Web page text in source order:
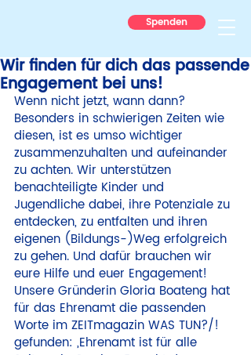
Spenden
Wir finden für dich das passende
Engagement bei uns!
Wenn nicht jetzt, wann dann?
Besonders in schwierigen Zeiten wie
diesen, ist es umso wichtiger
zusammenzuhalten und aufeinander
zu achten. Wir unterstützen
benachteiligte Kinder und
Jugendliche dabei, ihre Potenziale zu
entdecken, zu entfalten und ihren
eigenen (Bildungs-)Weg erfolgreich
zu gehen. Und dafür brauchen wir
eure Hilfe und euer Engagement!
Unsere Gründerin Gloria Boateng hat
für das Ehrenamt die passenden
Worte im ZEITmagazin WAS TUN?/!
gefunden: „Ehrenamt ist für alle